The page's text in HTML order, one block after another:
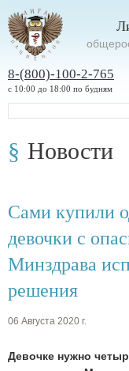
8-(800)-100-2-765
с 10:00 до 18:00 по будням
Новости
Сами купили
девочки с
Минздрава
решения
06 Августа 2020 г.
Девочке нужно